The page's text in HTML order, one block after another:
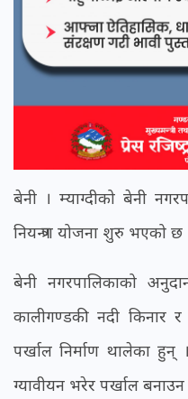
बेनी । म्याग्दीको बेनी
नियन्त्रण योजना शुरु भएको छ
बेनी नगरपालिकाको
कालीगण्डकी नदी किनार
पर्खाल निर्माण थालेका
ग्यावीयन भरेर पर्खाल